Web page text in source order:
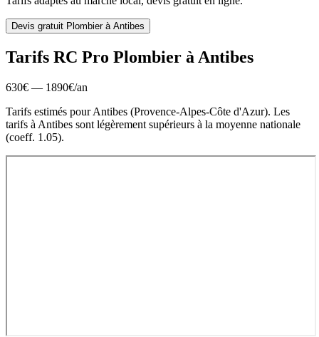
Devis gratuit Plombierà Antibes
Tarifs RC Pro Plombier à Antibes
630€ — 1890€/an
Tarifs estimés pourAntibes (Provence-Alpes-Côte d'Azur). Les
tarifs à Antibes sont légèrement supérieurs à la moyenne nationale
(coeff. 1.05).